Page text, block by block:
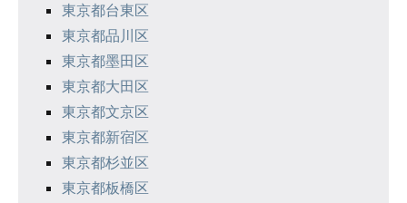
東京都台東区
東京都品川区
東京都墨田区
東京都大田区
東京都文京区
東京都新宿区
東京都杉並区
東京都板橋区